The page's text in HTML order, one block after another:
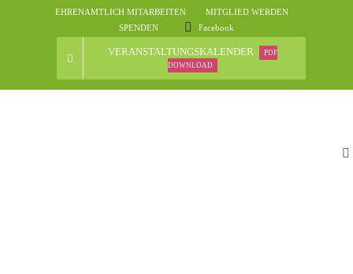
EHRENAMTLICH MITARBEITEN
MITGLIED WERDEN
SPENDEN
Facebook
VERANSTALTUNGSKALENDER
PDF
DOWNLOAD